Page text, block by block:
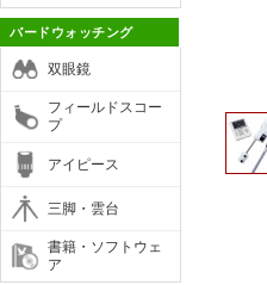
バードウォッチング
双眼鏡
フィールドスコー
プ
アイピース
三脚・雲台
書籍・ソフトウェ
ア